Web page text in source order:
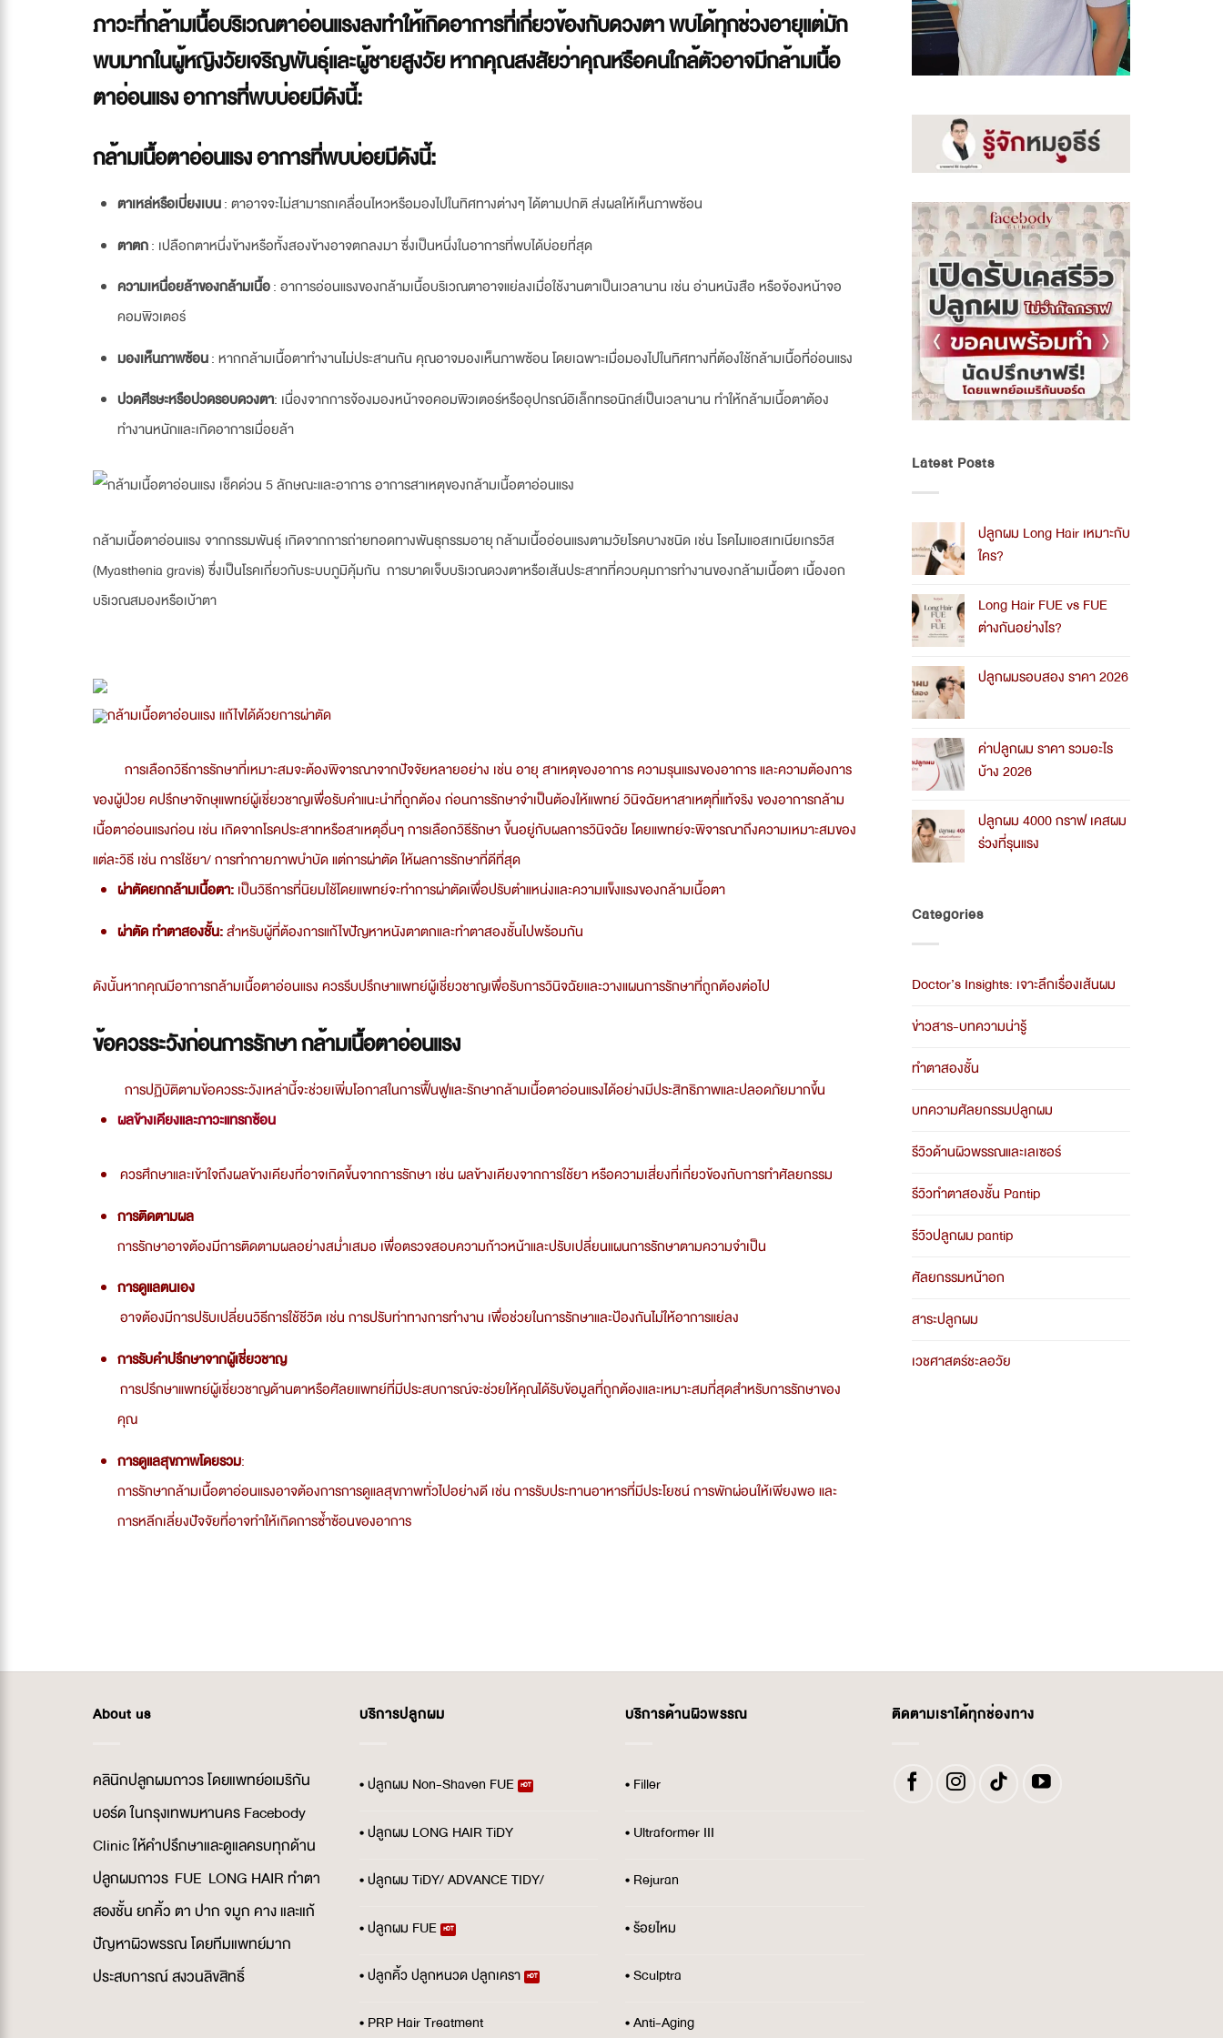
ภาวะที่กล้ามเนื้อบริเวณตาอ่อนแรงลงทำให้เกิดอาการที่เกี่ยวข้องกับดวงตา พบได้ทุกช่วงอายุแต่มัก
พบมากในผู้หญิงวัยเจริญพันธุ์และผู้ชายสูงวัย หากคุณสงสัยว่าคุณหรือคนใกล้ตัวอาจมีกล้ามเนื้อ
ตาอ่อนแรง อาการที่พบบ่อยมีดังนี้:
กล้ามเนื้อตาอ่อนแรง อาการที่พบบ่อยมีดังนี้:
ตาเหล่หรือเบี่ยงเบน: ตาอาจจะไม่สามารถเคลื่อนไหวหรือมองไปในทิศทางต่างๆ ได้ตามปกติ ส่งผลให้เห็นภาพซ้อน
ตาตก: เปลือกตาหนึ่งข้างหรือทั้งสองข้างอาจตกลงมา ซึ่งเป็นหนึ่งในอาการที่พบได้บ่อยที่สุด
ความเหนื่อยล้าของกล้ามเนื้อ: อาการอ่อนแรงของกล้ามเนื้อบริเวณตาอาจแย่ลงเมื่อใช้งานตาเป็นเวลานาน เช่น อ่านหนังสือ หรือจ้องหน้าจอ
คอมพิวเตอร์
มองเห็นภาพซ้อน: หากกล้ามเนื้อตาทำงานไม่ประสานกัน คุณอาจมองเห็นภาพซ้อน โดยเฉพาะเมื่อมองไปในทิศทางที่ต้องใช้กล้ามเนื้อที่อ่อนแรง
ปวดศีรษะหรือปวดรอบดวงตา: เนื่องจากการจ้องมองหน้าจอคอมพิวเตอร์หรืออุปกรณ์อิเล็กทรอนิกส์เป็นเวลานาน ทำให้กล้ามเนื้อตาต้อง
ทำงานหนักและเกิดอาการเมื่อยล้า
สาเหตุของกล้ามเนื้อตาอ่อนแรง
กล้ามเนื้อตาอ่อนแรง จากกรรมพันธุ์ เกิดจากการถ่ายทอดทางพันธุกรรมอายุ กล้ามเนื้ออ่อนแรงตามวัยโรคบางชนิด เช่น โรคไมแอสเทเนียเกรวิส
(Myasthenia gravis) ซึ่งเป็นโรคเกี่ยวกับระบบภูมิคุ้มกัน การบาดเจ็บบริเวณดวงตาหรือเส้นประสาทที่ควบคุมการทำงานของกล้ามเนื้อตา เนื้องอก
บริเวณสมองหรือเบ้าตา
กล้ามเนื้อตาอ่่อนแรง แก้ไขได้ด้วยการผ่าตัด
การเลือกวิธีการรักษาที่เหมาะสมจะต้องพิจารณาจากปัจจัยหลายอย่าง เช่น อายุ สาเหตุของอาการ ความรุนแรงของอาการ และความต้องการ
ของผู้ป่วย คปรึกษาจักษุแพทย์ผู้เชี่ยวชาญเพื่อรับคำแนะนำที่ถูกต้อง ก่อนการรักษาจำเป็นต้องให้แพทย์ วินิจฉัยหาสาเหตุที่แท้จริง ของอาการกล้าม
เนื้อตาอ่อนแรงก่อน เช่น เกิดจากโรคประสาทหรือสาเหตุอื่นๆ การเลือกวิธีรักษา ขึ้นอยู่กับผลการวินิจฉัย โดยแพทย์จะพิจารณาถึงความเหมาะสมของ
แต่ละวิธี เช่น การใช้ยา/ การทำกายภาพบำบัด แต่การผ่าตัด ให้ผลการรักษาที่ดีที่สุด
ผ่าตัดยกกล้ามเนื้อตา: เป็นวิธีการที่นิยมใช้โดยแพทย์จะทำการผ่าตัดเพื่อปรับตำแหน่งและความแข็งแรงของกล้ามเนื้อตา
ผ่าตัด ทำตาสองชั้น:สำหรับผู้ที่ต้องการแก้ไขปัญหาหนังตาตกและทำตาสองชั้นไปพร้อมกัน
ดังนั้นหากคุณมีอาการกล้ามเนื้อตาอ่อนแรง ควรรีบปรึกษาแพทย์ผู้เชี่ยวชาญเพื่อรับการวินิจฉัยและวางแผนการรักษาที่ถูกต้องต่อไป
ข้อควรระวังก่อนการรักษา กล้ามเนื้อตาอ่อนแรง
การปฏิบัติตามข้อควรระวังเหล่านี้จะช่วยเพิ่มโอกาสในการฟื้นฟูและรักษากล้ามเนื้อตาอ่อนแรงได้อย่างมีประสิทธิภาพและปลอดภัยมากขึ้น
ผลข้างเคียงและภาวะแทรกซ้อน
ควรศึกษาและเข้าใจถึงผลข้างเคียงที่อาจเกิดขึ้นจากการรักษา เช่น ผลข้างเคียงจากการใช้ยา หรือความเสี่ยงที่เกี่ยวข้องกับการทำศัลยกรรม
การติดตามผล
การรักษาอาจต้องมีการติดตามผลอย่างสม่ำเสมอ เพื่อตรวจสอบความก้าวหน้าและปรับเปลี่ยนแผนการรักษาตามความจำเป็น
การดูแลตนเอง
อาจต้องมีการปรับเปลี่ยนวิธีการใช้ชีวิต เช่น การปรับท่าทางการทำงาน เพื่อช่วยในการรักษาและป้องกันไม่ให้อาการแย่ลง
การรับคำปรึกษาจากผู้เชี่ยวชาญ
การปรึกษาแพทย์ผู้เชี่ยวชาญด้านตาหรือศัลยแพทย์ที่มีประสบการณ์จะช่วยให้คุณได้รับข้อมูลที่ถูกต้องและเหมาะสมที่สุดสำหรับการรักษาของ
คุณ
การดูแลสุขภาพโดยรวม:
การรักษากล้ามเนื้อตาอ่อนแรงอาจต้องการการดูแลสุขภาพทั่วไปอย่างดี เช่น การรับประทานอาหารที่มีประโยชน์ การพักผ่อนให้เพียงพอ และ
การหลีกเลี่ยงปัจจัยที่อาจทำให้เกิดการซ้ำซ้อนของอาการ
Latest Posts
ปลูกผม Long Hair เหมาะกับ
ใคร?
on
ปลูก
Hair
เหมาะ
Long Hair FUE vs FUE
ต่างกันอย่างไร?
Comments
on
vs
ต่าง
ปลูกผมรอบสอง ราคา 2026
ปลูก
ผม
รอบ
2026
ค่าปลูกผม ราคา รวมอะไร
บ้าง 2026
Comments
on
ค่า
อะไร
ปลูกผม 4000 กราฟ เคสผม
ร่วงที่รุนแรง
ปลูก
ผม
ที่
รุนแรง
Categories
Doctor’s Insights: เจาะลึกเรื่องเส้นผม
ข่าวสาร-บทความน่ารู้
ทำตาสองชั้น
บทความศัลยกรรมปลูกผม
รีวิวด้านผิวพรรณและเลเซอร์
รีวิวทำตาสองชั้น Pantip
รีวิวปลูกผม pantip
ศัลยกรรมหน้าอก
สาระปลูกผม
เวชศาสตร์ชะลอวัย
About us
คลินิกปลูกผมถาวร โดยแพทย์อเมริกัน
บอร์ด ในกรุงเทพมหานคร Facebody
Clinic ให้คำปรึกษาและดูแลครบทุกด้าน
ปลูกผมถาวร FUE LONG HAIR ทำตา
สองชั้น ยกคิ้ว ตา ปาก จมูก คาง และแก้
ปัญหาผิวพรรณ โดยทีมแพทย์มาก
ประสบการณ์ สงวนลิขสิทธิ์
บริการปลูกผม
• ปลูกผม Non-Shaven FUE
• ปลูกผม LONG HAIR TiDY
• ปลูกผม TiDY/ ADVANCE TIDY/
• ปลูกผม FUE
• ปลูกคิ้ว ปลูกหนวด ปลูกเครา
• PRP Hair Treatment
บริการด้านผิวพรรณ
• Filler
• Ultraformer III
• Rejuran
• ร้อยไหม
• Sculptra
• Anti-Aging
ติดตามเราได้ทุกช่องทาง